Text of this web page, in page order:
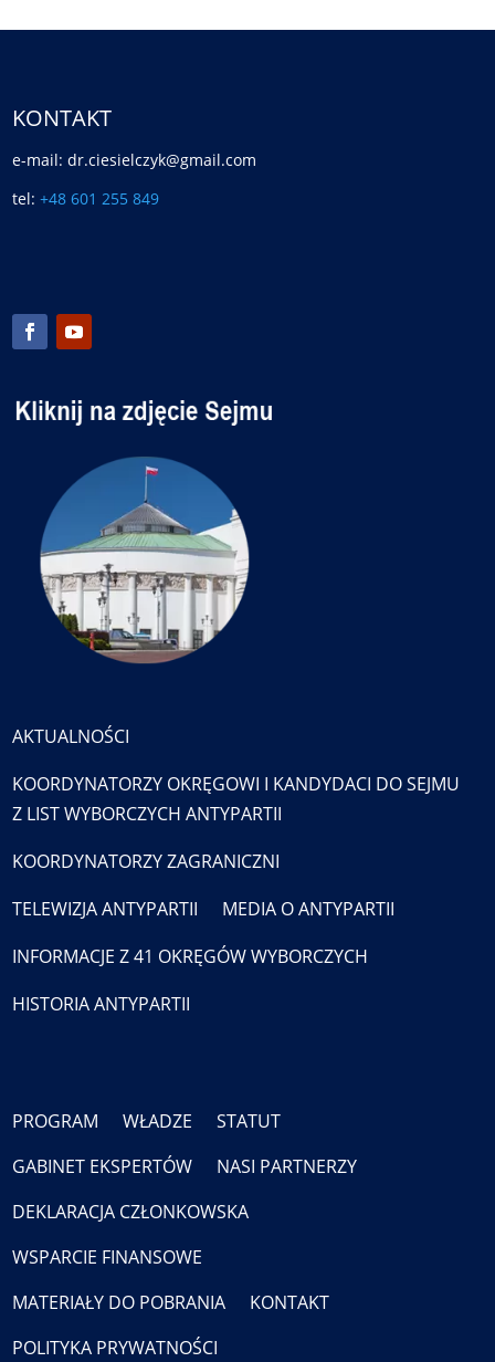
KONTAKT
e-mail: dr.ciesielczyk@gmail.com
tel:+48 601 255 849
AKTUALNOŚCI
KOORDYNATORZY OKRĘGOWI I KANDYDACI DO SEJMU
Z LIST WYBORCZYCH ANTYPARTII
KOORDYNATORZY ZAGRANICZNI
TELEWIZJA ANTYPARTII
MEDIA O ANTYPARTII
INFORMACJE Z 41 OKRĘGÓW WYBORCZYCH
HISTORIA ANTYPARTII
PROGRAM WŁADZE
STATUT
GABINET EKSPERTÓW
NASI PARTNERZY
DEKLARACJA CZŁONKOWSKA
WSPARCIE FINANSOWE
MATERIAŁY DO POBRANIA
KONTAKT
POLITYKA PRYWATNOŚCI